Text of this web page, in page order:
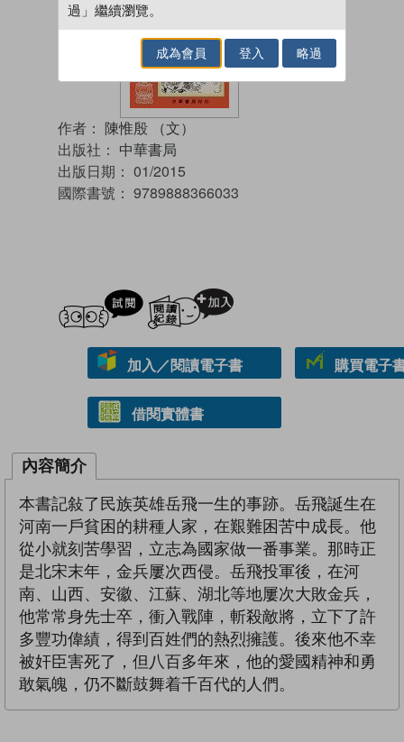
作者： 陳惟殷 （文）
出版社： 中華書局
出版日期： 01/2015
國際書號： 9789888366033
試閲
加入／閱讀電子書 購買電子
借閱實體書
內容簡介
本書記敍了民族英雄岳飛一生的事跡。岳飛誕生在
河南一戶貧困的耕種人家，在艱難困苦中成長。他
從小就刻苦學習，立志為國家做一番事業。那時正
是北宋末年，金兵屢次西侵。岳飛投軍後，在河
南、山西、安徽、江蘇、湖北等地屢次大敗金兵，
他常常身先士卒，衝入戰陣，斬殺敵將，立下了許
多豐功偉績，得到百姓們的熱烈擁護。後來他不幸
被奸臣害死了，但八百多年來，他的愛國精神和勇
敢氣魄，仍不斷鼓舞着千百代的人們。
過」繼續瀏覽。
成為會員 登入 略過